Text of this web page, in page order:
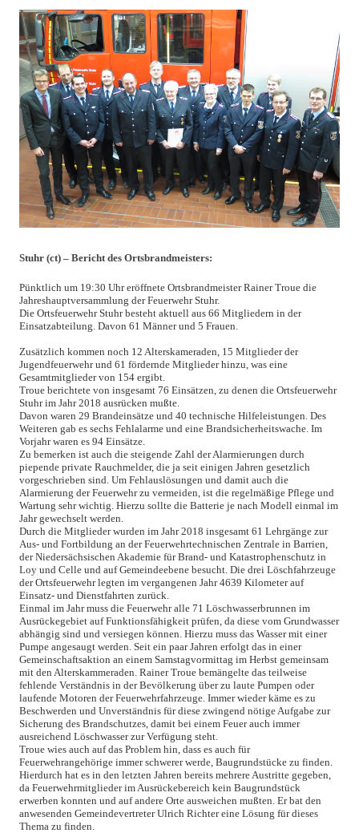
Stuhr (ct) – Bericht des Ortsbrandmeisters:
Pünktlich um 19:30 Uhr eröffnete Ortsbrandmeister Rainer Troue die
Jahreshauptversammlung der Feuerwehr Stuhr.
Die Ortsfeuerwehr Stuhr besteht aktuell aus 66 Mitgliedern in der
Einsatzabteilung. Davon 61 Männer und 5 Frauen.
Zusätzlich kommen noch 12 Alterskameraden, 15 Mitglieder der
Jugendfeuerwehr und 61 fördernde Mitglieder hinzu, was eine
Gesamtmitglieder von 154 ergibt.
Troue berichtete von insgesamt 76 Einsätzen, zu denen die Ortsfeuerwehr
Stuhr im Jahr 2018 ausrücken mußte.
Davon waren 29 Brandeinsätze und 40 technische Hilfeleistungen. Des
Weiteren gab es sechs Fehlalarme und eine Brandsicherheitswache. Im
Vorjahr waren es 94 Einsätze.
Zu bemerken ist auch die steigende Zahl der Alarmierungen durch
piepende private Rauchmelder, die ja seit einigen Jahren gesetzlich
vorgeschrieben sind. Um Fehlauslösungen und damit auch die
Alarmierung der Feuerwehr zu vermeiden, ist die regelmäßige Pflege und
Wartung sehr wichtig. Hierzu sollte die Batterie je nach Modell einmal im
Jahr gewechselt werden.
Durch die Mitglieder wurden im Jahr 2018 insgesamt 61 Lehrgänge zur
Aus- und Fortbildung an der Feuerwehrtechnischen Zentrale in Barrien,
der Niedersächsischen Akademie für Brand- und Katastrophenschutz in
Loy und Celle und auf Gemeindeebene besucht. Die drei Löschfahrzeuge
der Ortsfeuerwehr legten im vergangenen Jahr 4639 Kilometer auf
Einsatz- und Dienstfahrten zurück.
Einmal im Jahr muss die Feuerwehr alle 71 Löschwasserbrunnen im
Ausrückegebiet auf Funktionsfähigkeit prüfen, da diese vom Grundwasser
abhängig sind und versiegen können. Hierzu muss das Wasser mit einer
Pumpe angesaugt werden. Seit ein paar Jahren erfolgt das in einer
Gemeinschaftsaktion an einem Samstagvormittag im Herbst gemeinsam
mit den Alterskammeraden. Rainer Troue bemängelte das teilweise
fehlende Verständnis in der Bevölkerung über zu laute Pumpen oder
laufende Motoren der Feuerwehrfahrzeuge. Immer wieder käme es zu
Beschwerden und Unverständnis für diese zwingend nötige Aufgabe zur
Sicherung des Brandschutzes, damit bei einem Feuer auch immer
ausreichend Löschwasser zur Verfügung steht.
Troue wies auch auf das Problem hin, dass es auch für
Feuerwehrangehörige immer schwerer werde, Baugrundstücke zu finden.
Hierdurch hat es in den letzten Jahren bereits mehrere Austritte gegeben,
da Feuerwehrmitglieder im Ausrückebereich kein Baugrundstück
erwerben konnten und auf andere Orte ausweichen mußten. Er bat den
anwesenden Gemeindevertreter Ulrich Richter eine Lösung für dieses
Thema zu finden.